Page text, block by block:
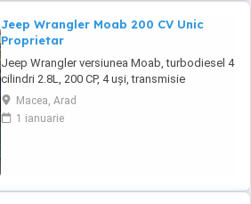
Jeep Wrangler Moab 200 CV Unic
Proprietar
Jeep Wrangler versiunea Moab, turbodiesel 4
cilindri 2.8L, 200 CP, 4 uși, transmisie
automată 5 trepte, interior din piele neagră, se
remarcă prin capota ridicată, hardtop în
culoarea caroseriei, geamuri fumurii, trepte
Macea, Arad
1 ianuarie